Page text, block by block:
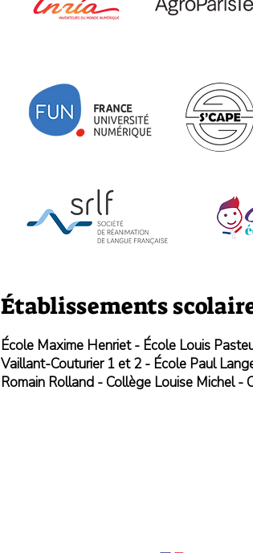
Établissements
École Maxime Henriet - École Louis
Vaillant-Couturier 1 et 2 - École Paul
Romain Rolland - Collège Louise Michel -